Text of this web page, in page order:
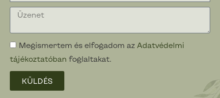
Megismertem és elfogadom az Adatvédelmi
tájékoztatóban foglaltakat.
KÜLDÉS